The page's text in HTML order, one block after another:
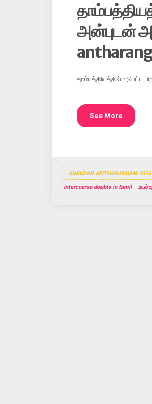
அன்புடன்
தாம்பத்தியத்தில் ஈடுபட்ட
See More
ANBUDAN ANTHARANGAM 2026
intercourse doubts in tamil உடல்